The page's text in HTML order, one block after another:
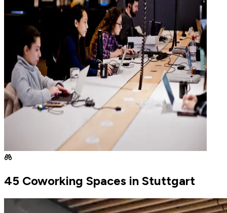
45 Coworking Spaces in Stuttgart